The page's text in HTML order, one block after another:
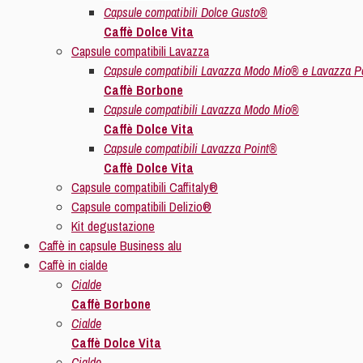
Capsule compatibili Dolce Gusto®
Caffè Dolce Vita
Capsule compatibili Lavazza
Capsule compatibili Lavazza Modo Mio® e Lavazza
Caffè Borbone
Capsule compatibili Lavazza Modo Mio®
Caffè Dolce Vita
Capsule compatibili Lavazza Point®
Caffè Dolce Vita
Capsule compatibili Caffitaly®
Capsule compatibili Delizio®
Kit degustazione
Caffè in capsule Business alu
Caffè in cialde
Cialde
Caffè Borbone
Cialde
Caffè Dolce Vita